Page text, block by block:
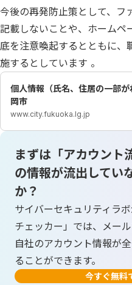
今後の再発防止策として、フ
記載しないことや、ホームペ
底を注意喚起するとともに、
施するとしています 。
個人情報（氏名、住居の一部
岡市
www.city.fukuoka.lg.jp
まずは「アカウント
の情報が流出してい
か？
サイバーセキュリティラ
チェッカー」では、メー
自社のアカウント情報が
ることができます。
今すぐ無料